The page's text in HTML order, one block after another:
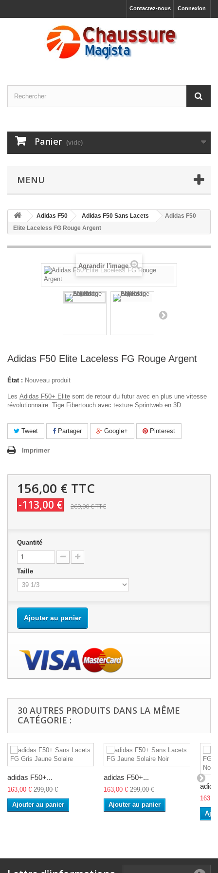
Connexion
Contactez-nous
Panier (vide)
MENU
Adidas F50 Adidas F50 Sans Lacets
Adidas F50
Elite Laceless FG Rouge Argent
Agrandir l'image
Adidas F50 Elite Laceless FG Rouge Argent
État : Nouveau produit
Les Adidas F50+ Elite sont de retour du futur avec en plus une vitesse
révolutionnaire. Tige Fibertouch avec texture Sprintweb en 3D.
Tweet Partager Google+ Pinterest
Imprimer
156,00 € TTC
-113,00 € 269,00 €TTC
Quantité
Taille
Ajouter au panier
30 AUTRES PRODUITS DANS LA MÊME
CATÉGORIE :
adidas F50+...
163,00 € 299,00 €
Ajouter au panier
adidas F50+...
163,00 € 299,00 €
Ajouter au panier